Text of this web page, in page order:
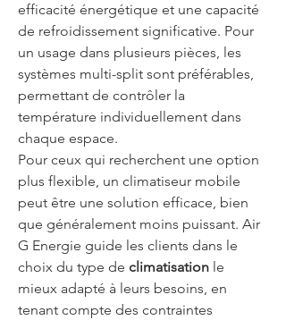
efficacité énergétique et une capacité
de refroidissement significative. Pour
un usage dans plusieurs pièces, les
systèmes multi-split sont préférables,
permettant de contrôler la
température individuellement dans
chaque espace.
Pour ceux qui recherchent une option
plus flexible, un climatiseur mobile
peut être une solution efficace, bien
que généralement moins puissant. Air
G Energie guide les clients dans le
choix du type de climatisation le
mieux adapté à leurs besoins, en
tenant compte des contraintes